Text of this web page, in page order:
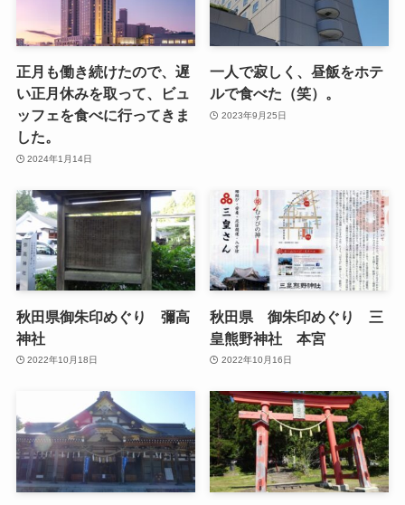
正月も働き続けたので、遅
い正月休みを取って、ビュ
ッフェを食べに行ってきま
した。
2024年1月14日
一人で寂しく、昼飯をホテ
ルで食べた（笑）。
2023年9月25日
秋田県御朱印めぐり 彌高
神社
2022年10月18日
秋田県 御朱印めぐり 三
皇熊野神社 本宮
2022年10月16日